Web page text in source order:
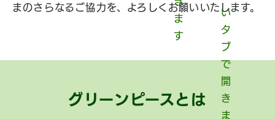
まのさらなるご協力を、よろしくお願いいたします。
グリーンピースとは